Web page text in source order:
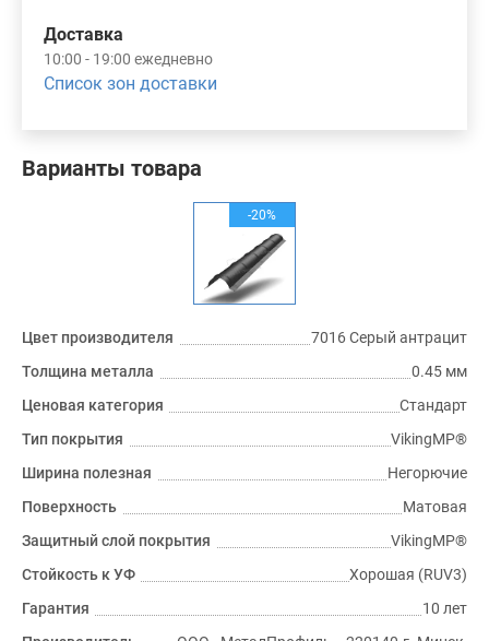
Варианты товара
-20%
Цвет производителя
7016 Серый антрацит
Толщина металла
0.45 мм
Ценовая категория
Стандарт
Тип покрытия
VikingMP®
Ширина полезная
Негорючие
Поверхность
Матовая
Защитный слой покрытия
VikingMP®
Стойкость к УФ
Хорошая (RUV3)
Гарантия
10 лет
Доставка
10:00 - 19:00 ежедневно
Список зон доставки